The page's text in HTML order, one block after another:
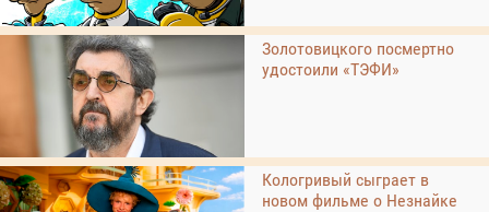
Золотовицкого посмертно
удостоили «ТЭФИ»
Кологривый сыграет в
новом фильме о Незнайке